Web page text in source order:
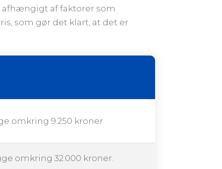
afhængigt af faktorer som
som gør det klart, at det er
omkring 9.250 kroner.
omkring 32.000 kroner.